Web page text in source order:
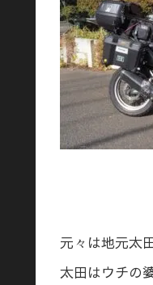
元々は地元太
太田はウチの